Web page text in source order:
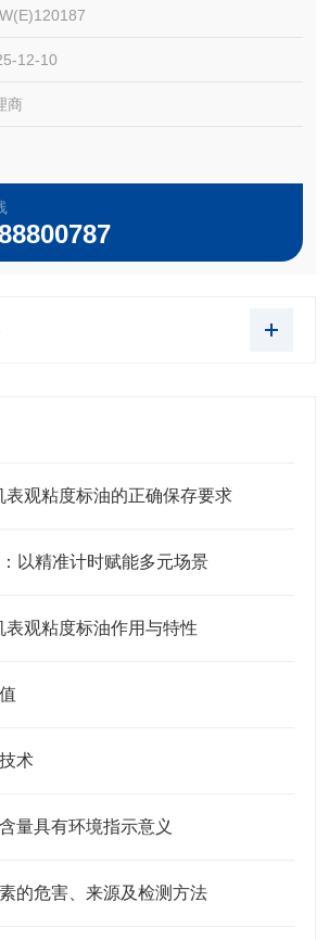
粒度标准物质
12-10
商
观粘度标油的正确保存要求
以精准计时赋能多元场景
观粘度标油作用与特性
术
量具有环境指示意义
的危害、来源及检测方法